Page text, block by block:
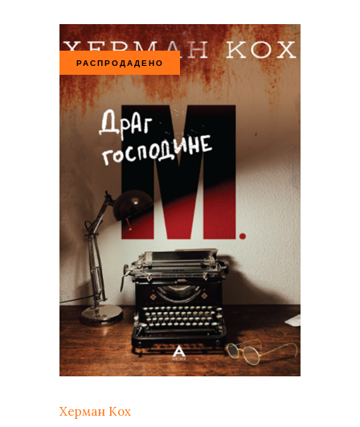
РАСПРОДАДЕНО
Херман Кох